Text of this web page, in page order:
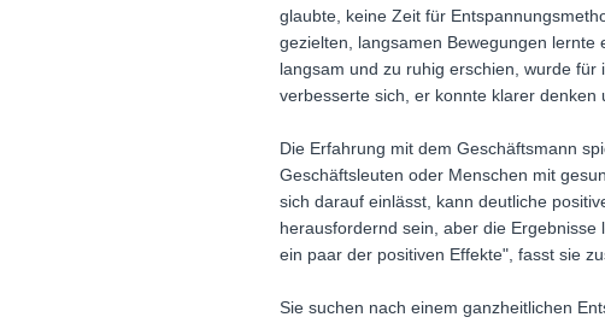
glaubte, keine Zeit für
gezielten, langsamen Bewegungen lernte
langsam und zu ruhig erschien, wurde
verbesserte sich, er konnte klarer
Die Erfahrung mit dem Geschäftsmann
Geschäftsleuten oder Menschen mit
sich darauf einlässt, kann deutliche
herausfordernd sein, aber die
ein paar der positiven Effekte", fasst sie
Sie suchen nach einem ganzheitlichen